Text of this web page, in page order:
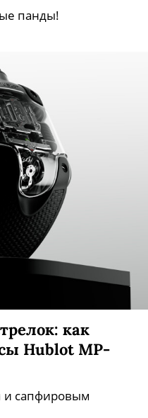
панды!
как
Hublot MP-
и сапфировым